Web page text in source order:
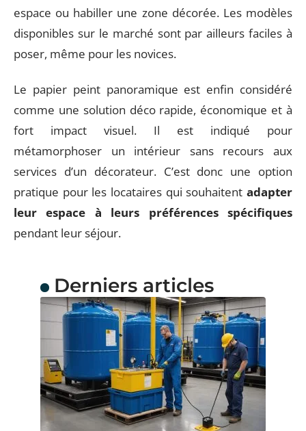
espace ou habiller une zone décorée. Les modèles
disponibles sur le marché sont par ailleurs faciles à
poser, même pour les novices.
Le papier peint panoramique est enfin considéré
comme une solution déco rapide, économique et à
fort impact visuel. Il est indiqué pour
métamorphoser un intérieur sans recours aux
services d’un décorateur. C’est donc une option
pratique pour les locataires qui souhaitent adapter
leur espace à leurs préférences spécifiques
pendant leur séjour.
Derniers articles